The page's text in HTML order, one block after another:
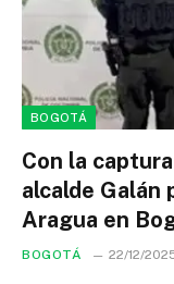
BOGOTÁ
Con la captura
alcalde Galán
Aragua en
BOGOTÁ 22/12/